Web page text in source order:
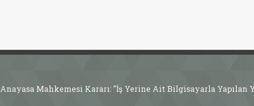
Anayasa Mahkemesi Kararı: "İş Yerine Ait Bilgisayarla Yapılan